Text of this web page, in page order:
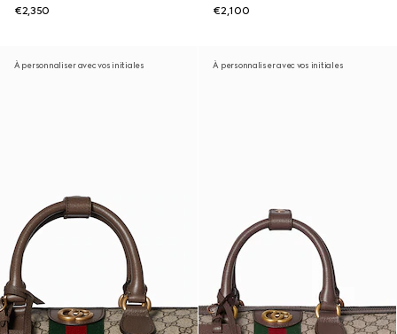
€2,350
€2,100
À personnaliser avec vos initiales À personnaliser avec vos initiales